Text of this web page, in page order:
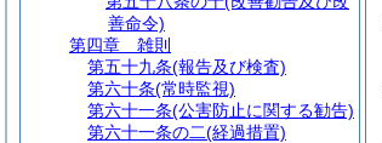
善命令)
第四章
雑則
第五十九条(報告及び検査)
第六十条(常時監視)
第六十一条(公害防止に関する勧告)
第六十一条の二(経過措置)